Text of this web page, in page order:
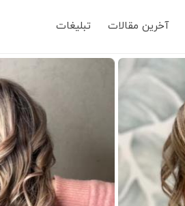
آخرین مقالات تبلیغات